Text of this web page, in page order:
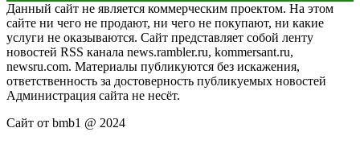
Данный сайт не является коммерческим проектом. На этом
сайте ни чего не продают, ни чего не покупают, ни какие
услуги не оказываются. Сайт представляет собой ленту
новостей RSS канала news.rambler.ru, kommersant.ru,
newsru.com. Материалы публикуются без искажения,
ответственность за достоверность публикуемых новостей
Администрация сайта не несёт.
Сайт от bmb1 @ 2024